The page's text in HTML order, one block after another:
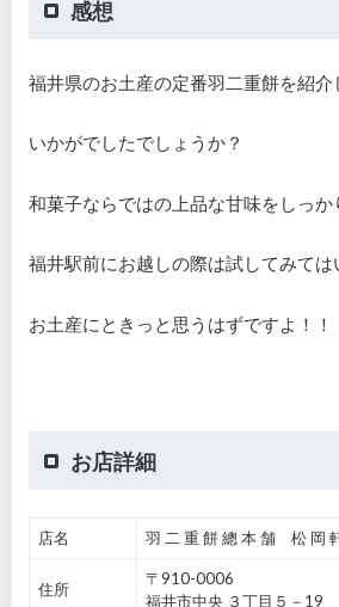
感想
福井県のお土産の定番羽二重餅を紹介
いかがでしたでしょうか？
和菓子ならではの上品な甘味をしっか
福井駅前にお越しの際は試してみては
お土産にときっと思うはずですよ！！
お店詳細
店名 羽 二 重 餅 總 本 舗 松 岡
住所
〒910-0006
福井市中央 ３丁目５－19